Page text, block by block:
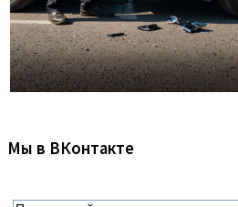
Мы в ВКонтакте